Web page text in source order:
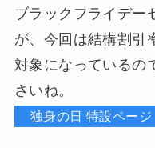
ブラックフライデー
が、今回は結構割引
対象になっているの
さいね。
独身の日 特設ページ